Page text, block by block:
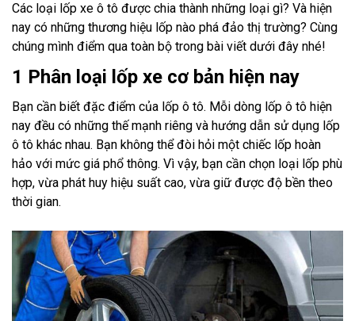
Các loại lốp xe ô tô được chia thành những loại gì? Và hiện
nay có những thương hiệu lốp nào phá đảo thị trường? Cùng
chúng mình điểm qua toàn bộ trong bài viết dưới đây nhé!
1 Phân loại lốp xe cơ bản hiện nay
Bạn cần biết đặc điểm của lốp ô tô. Mỗi dòng lốp ô tô hiện
nay đều có những thế mạnh riêng và hướng dẫn sử dụng lốp
ô tô khác nhau. Bạn không thể đòi hỏi một chiếc lốp hoàn
hảo với mức giá phổ thông. Vì vậy, bạn cần chọn loại lốp phù
hợp, vừa phát huy hiệu suất cao, vừa giữ được độ bền theo
thời gian.